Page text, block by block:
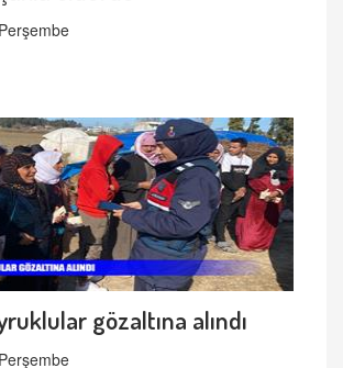
gözaltına alındı